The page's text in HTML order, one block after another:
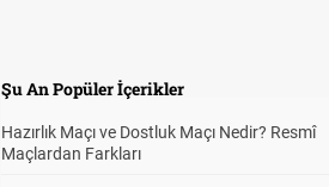
Şu An Popüler İçerikler
Hazırlık Maçı ve Dostluk Maçı Nedir? Resmî
Maçlardan Farkları